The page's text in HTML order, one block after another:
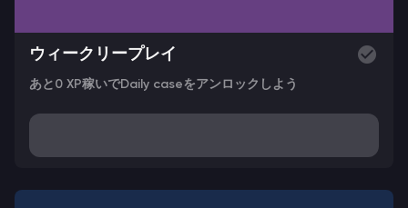
ウィークリープレイ
あと0 XP稼いでDaily caseをアンロックしよう